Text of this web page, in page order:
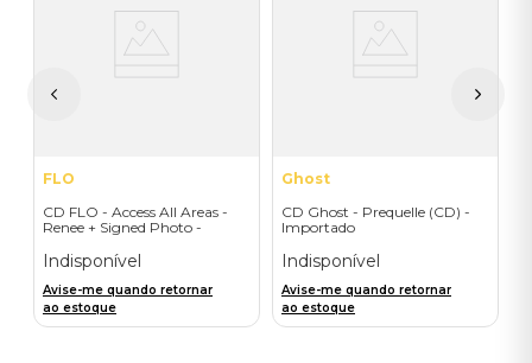
FLO
CD FLO - Access All Areas -
Renee + Signed Photo -
Indisponível
Avise-me quando retornar
ao estoque
Ghost
CD Ghost - Prequelle (CD) -
Importado
Indisponível
Avise-me quando retornar
ao estoque